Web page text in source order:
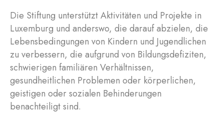
Die Stiftung unterstützt Aktivitäten und Projekte in
Luxemburg und anderswo, die darauf abzielen, die
Lebensbedingungen von Kindern und Jugendlichen
zu verbessern, die aufgrund von Bildungsdefiziten,
schwierigen familiären Verhältnissen,
gesundheitlichen Problemen oder körperlichen,
geistigen oder sozialen Behinderungen
benachteiligt sind.